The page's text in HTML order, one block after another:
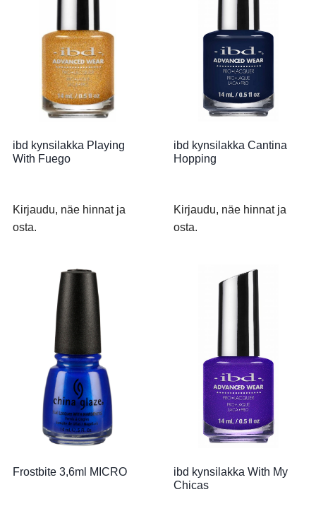
ibd kynsilakka Playing
With Fuego
Kirjaudu, näe hinnat ja
osta.
ibd kynsilakka Cantina
Hopping
Kirjaudu, näe hinnat ja
osta.
Frostbite 3,6ml MICRO
ibd kynsilakka With My
Chicas